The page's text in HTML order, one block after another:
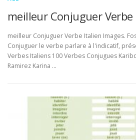
meilleur Conjuguer
meilleur Conjuguer Verbe Italien Images.
Conjuguer le verbe parlare à l'indicatif,
Verbes Italiens 100 Verbes Conjugues
Ramirez Karina …